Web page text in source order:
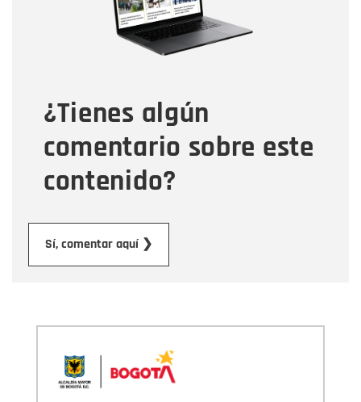
¿Tienes algún
comentario sobre este
contenido?
Sí, comentar aquí ❯
Tipo de comentario
Mensaje